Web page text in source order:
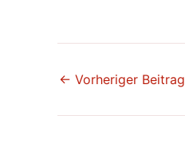
← Vorheriger Beitrag